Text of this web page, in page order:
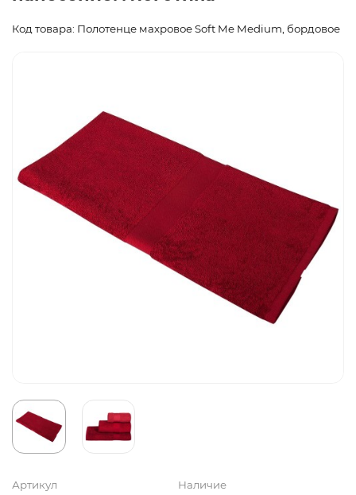
Код товара: Полотенце махровое Soft Me Medium, бордовое
Артикул Наличие